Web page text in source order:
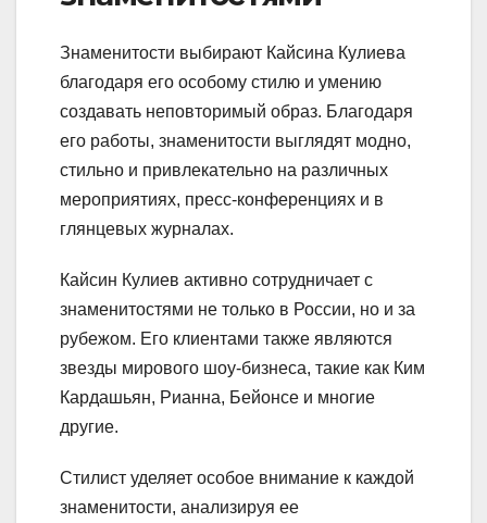
Знаменитости выбирают Кайсина Кулиева
благодаря его особому стилю и умению
создавать неповторимый образ. Благодаря
его работы, знаменитости выглядят модно,
стильно и привлекательно на различных
мероприятиях, пресс-конференциях и в
глянцевых журналах.
Кайсин Кулиев активно сотрудничает с
знаменитостями не только в России, но и за
рубежом. Его клиентами также являются
звезды мирового шоу-бизнеса, такие как Ким
Кардашьян, Рианна, Бейонсе и многие
другие.
Стилист уделяет особое внимание к каждой
знаменитости, анализируя ее